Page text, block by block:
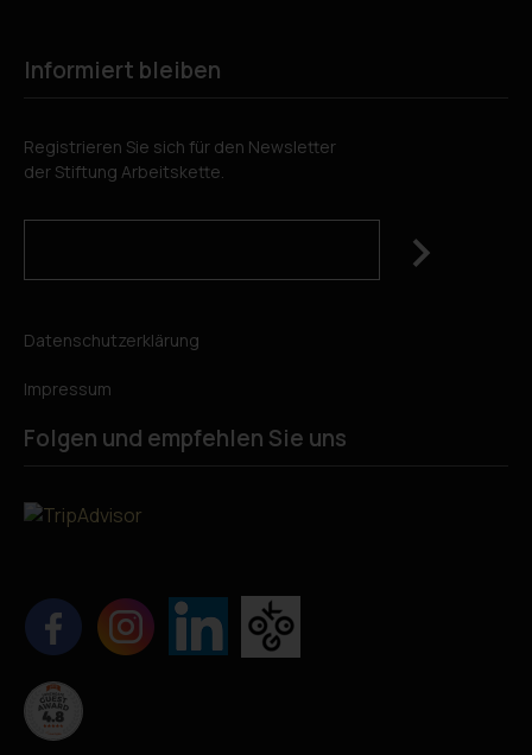
Informiert bleiben
Registrieren Sie sich für den Newsletter
der Stiftung Arbeitskette.
Datenschutzerklärung
Impressum
Folgen und empfehlen Sie uns